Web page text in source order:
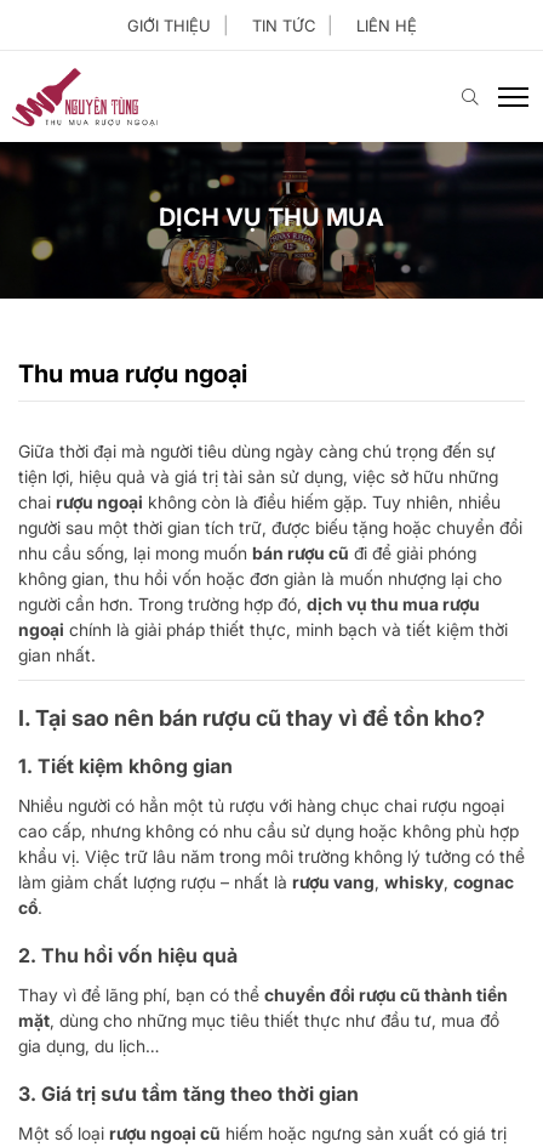
GIỚI THIỆU TIN TỨC LIÊN HỆ
DỊCH VỤ THU MUA
Thu mua rượu ngoại
Giữa thời đại mà người tiêu dùng ngày càng chú trọng đến sự
tiện lợi, hiệu quả và giá trị tài sản sử dụng, việc sở hữu những
chai rượu ngoại không còn là điều hiếm gặp. Tuy nhiên, nhiều
người sau một thời gian tích trữ, được biếu tặng hoặc chuyển đổi
nhu cầu sống, lại mong muốn bán rượu cũ đi để giải phóng
không gian, thu hồi vốn hoặc đơn giản là muốn nhượng lại cho
người cần hơn. Trong trường hợp đó, dịch vụ thu mua rượu
ngoại chính là giải pháp thiết thực, minh bạch và tiết kiệm thời
gian nhất.
I.Tại sao nên bán rượu cũ thay vì để tồn kho?
1. Tiết kiệm không gian
Nhiều người có hẳn một tủ rượu với hàng chục chai rượu ngoại
cao cấp, nhưng không có nhu cầu sử dụng hoặc không phù hợp
khẩu vị. Việc trữ lâu năm trong môi trường không lý tưởng có thể
làm giảm chất lượng rượu – nhất là rượu vang, whisky, cognac
cổ.
2. Thu hồi vốn hiệu quả
Thay vì để lãng phí, bạn có thể chuyển đổi rượu cũ thành tiền
mặt, dùng cho những mục tiêu thiết thực như đầu tư, mua đồ
gia dụng, du lịch…
3. Giá trị sưu tầm tăng theo thời gian
Một số loại rượu ngoại cũ hiếm hoặc ngưng sản xuất có giá trị